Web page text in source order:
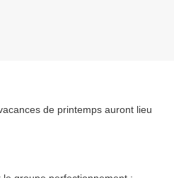
de printemps auront lieu